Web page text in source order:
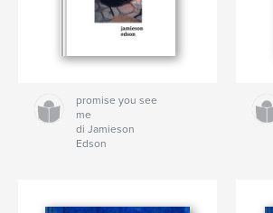
promise you see
me
di Jamieson
Edson